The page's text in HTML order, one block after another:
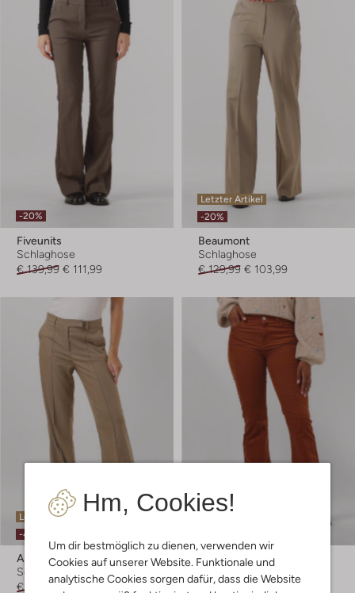
Hm, Cookies!
Um dir bestmöglich zu dienen, verwenden wir
Cookies auf unserer Website. Funktionale und
analytische Cookies sorgen dafür, dass die Website
-20%
Fiveunits
Schlaghose
€ 139,99 € 111,99
Letzter Artikel
-20%
Beaumont
Schlaghose
€ 129,99 € 103,99
Letzte Größen
-40%
Aaiko
Schlaghose
€ 139,95 € 83,99
Fabienne Chapot
Schlaghose
€ 139,95 € 69,99